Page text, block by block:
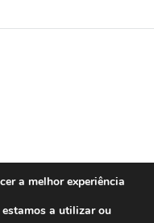
a melhor experiência
a utilizar ou